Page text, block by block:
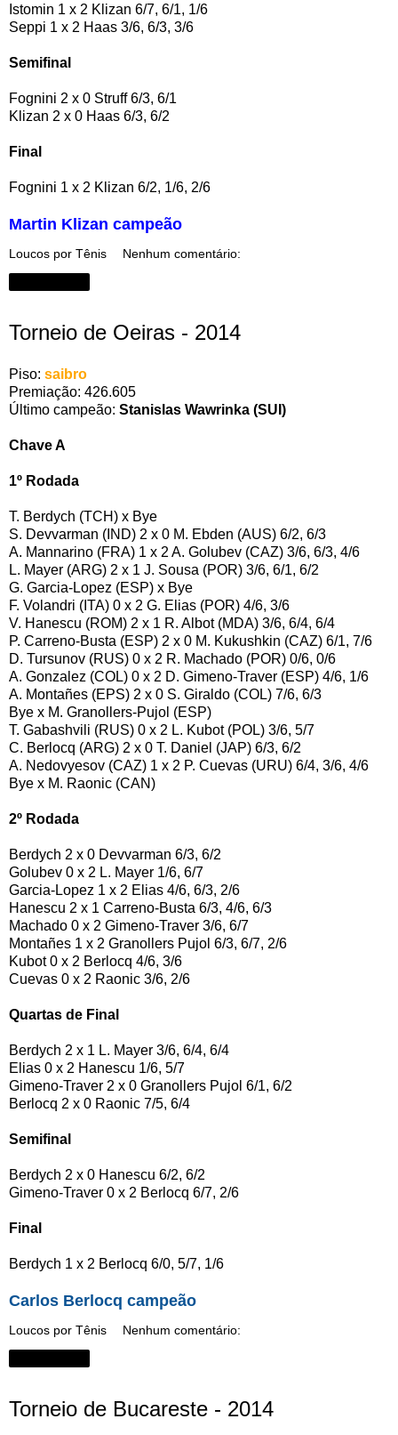
Istomin 1 x 2 Klizan 6/7, 6/1, 1/6
Seppi 1 x 2 Haas 3/6, 6/3, 3/6
Semifinal
Fognini 2 x 0 Struff 6/3, 6/1
Klizan 2 x 0 Haas 6/3, 6/2
Final
Fognini 1 x 2 Klizan 6/2, 1/6, 2/6
Martin Klizan campeão
Loucos por Tênis Nenhum comentário:
Torneio de Oeiras - 2014
Piso: saibro
Premiação: 426.605
Último campeão: Stanislas Wawrinka (SUI)
Chave A
1º Rodada
T. Berdych (TCH) x Bye
S. Devvarman (IND) 2 x 0 M. Ebden (AUS) 6/2, 6/3
A. Mannarino (FRA) 1 x 2 A. Golubev (CAZ) 3/6, 6/3, 4/6
L. Mayer (ARG) 2 x 1 J. Sousa (POR) 3/6, 6/1, 6/2
G. Garcia-Lopez (ESP) x Bye
F. Volandri (ITA) 0 x 2 G. Elias (POR) 4/6, 3/6
V. Hanescu (ROM) 2 x 1 R. Albot (MDA) 3/6, 6/4, 6/4
P. Carreno-Busta (ESP) 2 x 0 M. Kukushkin (CAZ) 6/1, 7/6
D. Tursunov (RUS) 0 x 2 R. Machado (POR) 0/6, 0/6
A. Gonzalez (COL) 0 x 2 D. Gimeno-Traver (ESP) 4/6, 1/6
A. Montañes (EPS) 2 x 0 S. Giraldo (COL) 7/6, 6/3
Bye x M. Granollers-Pujol (ESP)
T. Gabashvili (RUS) 0 x 2 L. Kubot (POL) 3/6, 5/7
C. Berlocq (ARG) 2 x 0 T. Daniel (JAP) 6/3, 6/2
A. Nedovyesov (CAZ) 1 x 2 P. Cuevas (URU) 6/4, 3/6, 4/6
Bye x M. Raonic (CAN)
2º Rodada
Berdych 2 x 0 Devvarman 6/3, 6/2
Golubev 0 x 2 L. Mayer 1/6, 6/7
Garcia-Lopez 1 x 2 Elias 4/6, 6/3, 2/6
Hanescu 2 x 1 Carreno-Busta 6/3, 4/6, 6/3
Machado 0 x 2 Gimeno-Traver 3/6, 6/7
Montañes 1 x 2 Granollers Pujol 6/3, 6/7, 2/6
Kubot 0 x 2 Berlocq 4/6, 3/6
Cuevas 0 x 2 Raonic 3/6, 2/6
Quartas de Final
Berdych 2 x 1 L. Mayer 3/6, 6/4, 6/4
Elias 0 x 2 Hanescu 1/6, 5/7
Gimeno-Traver 2 x 0 Granollers Pujol 6/1, 6/2
Berlocq 2 x 0 Raonic 7/5, 6/4
Semifinal
Berdych 2 x 0 Hanescu 6/2, 6/2
Gimeno-Traver 0 x 2 Berlocq 6/7, 2/6
Final
Berdych 1 x 2 Berlocq 6/0, 5/7, 1/6
Carlos Berlocq campeão
Loucos por Tênis Nenhum comentário:
Torneio de Bucareste - 2014